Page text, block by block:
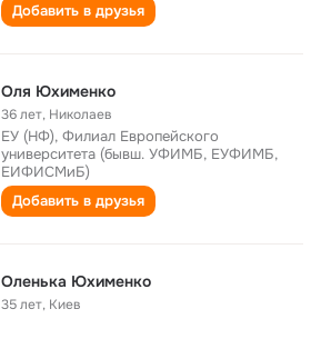
Добавить в друзья
Оля Юхименко
36 лет, Николаев
ЕУ (НФ), Филиал Европейского
университета (бывш. УФИМБ, ЕУФИМБ,
ЕИФИСМиБ)
Добавить в друзья
Оленька Юхименко
35 лет, Киев